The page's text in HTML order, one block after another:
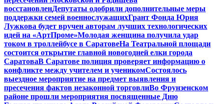
восстановленДепутаты одобрили дополнительные меры
поддержки семей военнослужащихГрант Фонда Юрия
Лужкова будет вручен авторам лучших технологических
идей на «АртПроме»Молодая женщина получила удар
током в троллейбусе в СаратовеНа Театральной площади
состоится открытие главной новогодней елки города
СаратоваВ Саратове полиция проверяет информацию о
конфликте между учителем и ученикомСостоялось
выездное мероприятие на предмет выявления и
пресечения фактов незаконной торговлиВо Фрунзенском
районе прошли мероприятия посвященные Дню